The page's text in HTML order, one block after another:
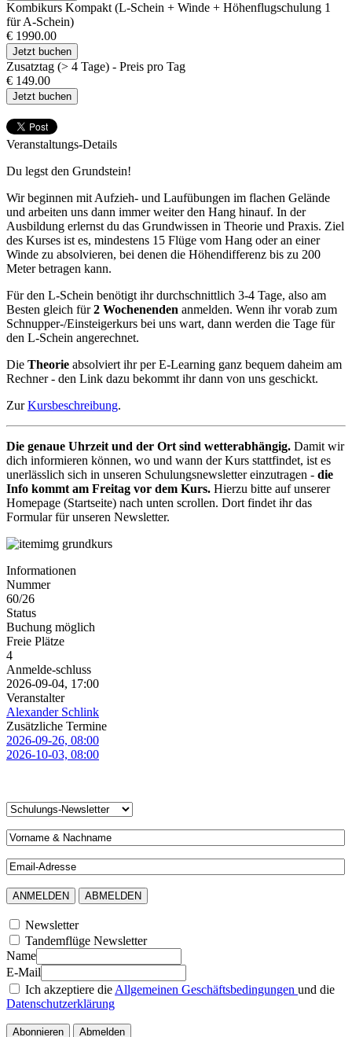
Kombikurs Kompakt (L-Schein + Winde + Höhenflugschulung 1
für A-Schein)
€ 1990.00
Jetzt buchen
Zusatztag (> 4 Tage) - Preis pro Tag
€ 149.00
Jetzt buchen
Veranstaltungs-Details
Du legst den Grundstein!
Wir beginnen mit Aufzieh- und Laufübungen im flachen Gelände
und arbeiten uns dann immer weiter den Hang hinauf. In der
Ausbildung erlernst du das Grundwissen in Theorie und Praxis. Ziel
des Kurses ist es, mindestens 15 Flüge vom Hang oder an einer
Winde zu absolvieren, bei denen die Höhendifferenz bis zu 200
Meter betragen kann.
Für den L-Schein benötigt ihr durchschnittlich 3-4 Tage, also am
Besten gleich für2 Wochenenden anmelden. Wenn ihr vorab zum
Schnupper-/Einsteigerkurs bei uns wart, dann werden die Tage für
den L-Schein angerechnet.
Die Theorie absolviert ihr per E-Learning ganz bequem daheim am
Rechner - den Link dazu bekommt ihr dann von uns geschickt.
ZurKursbeschreibung.
Die genaue Uhrzeit und der Ort sind wetterabhängig. Damit wir
dich informieren können, wo und wann der Kurs stattfindet, ist es
unerlässlich sich in unseren Schulungsnewsletter einzutragen - die
Info kommt am Freitag vor dem Kurs. Hierzu bitte auf unserer
Homepage (Startseite) nach unten scrollen. Dort findet ihr das
Formular für unseren Newsletter.
Informationen
Nummer
60/26
Status
Buchung möglich
Freie Plätze
4
Anmelde-schluss
2026-09-04, 17:00
Veranstalter
Alexander Schlink
Zusätzliche Termine
2026-09-26, 08:00
2026-10-03, 08:00
Newsletter
Tandemflüge Newsletter
Name
E-Mail
Ich akzeptiere die Allgemeinen Geschäftsbedingungen und die
Datenschutzerklärung